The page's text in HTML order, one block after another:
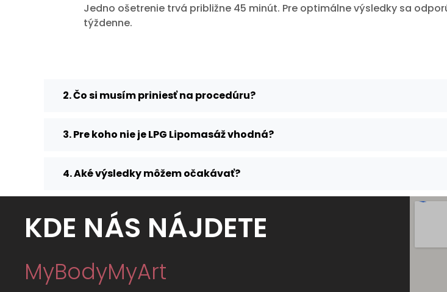
Jedno ošetrenie trvá približne 45 minút. Pre optimálne výsledky sa
týždenne.
2. Čo si musím priniesť na procedúru?
3. Pre koho nie je LPG Lipomasáž vhodná?
4. Aké výsledky môžem očakávať?
KDE NÁS NÁJDETE
MyBodyMyArt